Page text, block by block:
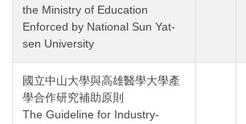
the Ministry of Education
Enforced by National Sun Yat-
sen University
國立中山大學與高雄醫學大學產
學合作研究補助原則
The Guideline for Industry-